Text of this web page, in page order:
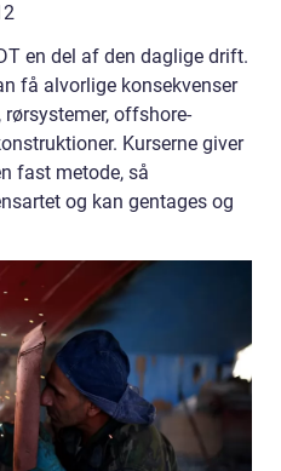
en del af den daglige drift.
få alvorlige konsekvenser
offshore-
Kurserne giver
fast metode, så
og kan gentages og